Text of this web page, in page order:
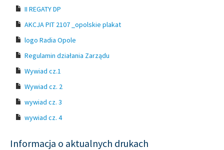
II REGATY DP
AKCJA PIT 2107 _opolskie plakat
logo Radia Opole
Regulamin działania Zarządu
Wywiad cz.1
Wywiad cz. 2
wywiad cz. 3
wywiad cz. 4
Informacja o aktualnych drukach